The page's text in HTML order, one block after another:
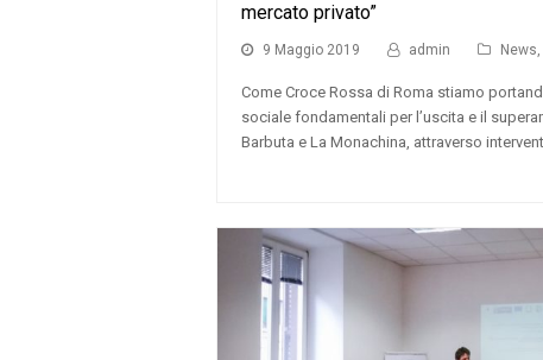
mercato privato”
9 Maggio 2019 admin News,
Come Croce Rossa di Roma stiamo
sociale fondamentali per l’uscita e il
Barbuta e La Monachina, attraverso